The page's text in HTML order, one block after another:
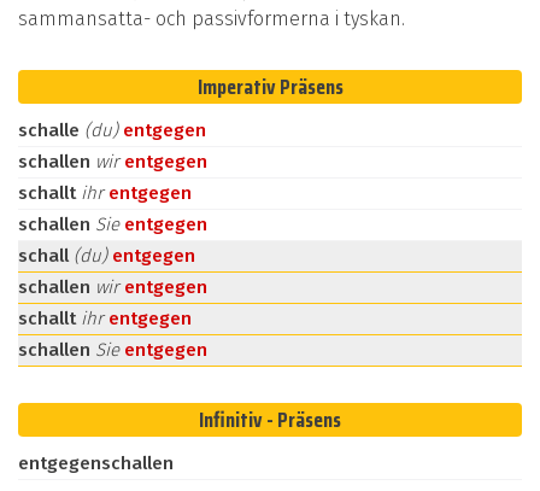
sammansatta- och passivformerna i tyskan.
Imperativ Präsens
schalle (du) entgegen
schallen wirentgegen
schallt ihrentgegen
schallen Sie entgegen
schall (du) entgegen
schallen wirentgegen
schallt ihrentgegen
schallen Sie entgegen
Infinitiv - Präsens
entgegenschallen